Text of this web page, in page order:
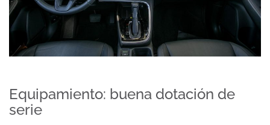
Equipamiento: buena dotación de
serie